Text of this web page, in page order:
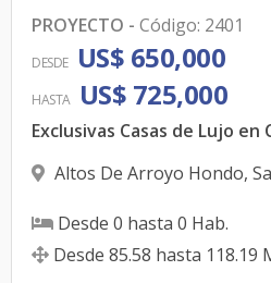
PROYECTO - Código: 2401
DESDE US$ 650,000
HASTA US$ 725,000
Exclusivas Casas de Lujo
Altos De Arroyo Hondo,
Desde 0 hasta 0 Hab.
Desde 85.58 hasta 118.19